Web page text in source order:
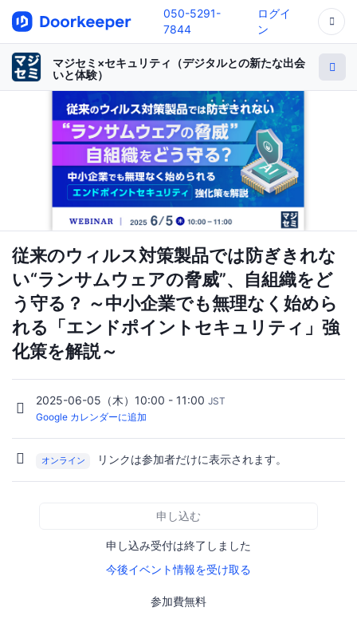
050-5291-
7844
ログイ
ン
マジセミ×セキュリティ（デジタルとの新たな出会
いと体験）
従来のウィルス対策製品では防ぎきれな
い“ランサムウェアの脅威”、自組織をど
う守る？ ～中小企業でも無理なく始めら
れる「エンドポイントセキュリティ」強
化策を解説～
2025-06-05（木）10:00 - 11:00 JST
Google カレンダーに追加
オンライン リンクは参加者だけに表示されます。
申し込む
申し込み受付は終了しました
今後イベント情報を受け取る
参加費無料